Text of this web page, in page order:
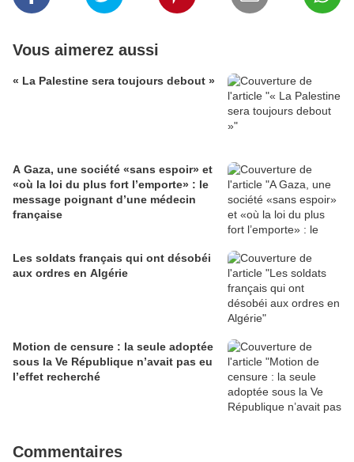
Vous aimerez aussi
« La Palestine sera toujours debout »
A Gaza, une société «sans espoir» et
«où la loi du plus fort l’emporte» : le
message poignant d’une médecin
française
Les soldats français qui ont désobéi
aux ordres en Algérie
Motion de censure : la seule adoptée
sous la Ve République n’avait pas eu
l’effet recherché
Commentaires